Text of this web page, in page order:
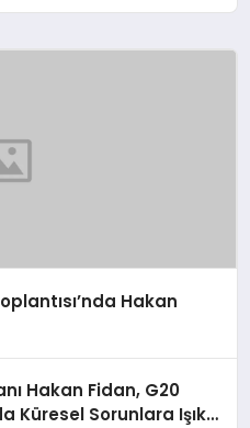
Hakan
Hakan Fidan, G20
Küresel Sorunlara Işık